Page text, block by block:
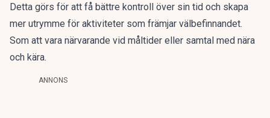
Detta görs för att få bättre kontroll över sin tid och skapa
mer utrymme för aktiviteter som främjar välbefinnandet.
Som att vara närvarande vid måltider eller samtal med nära
och kära.
ANNONS